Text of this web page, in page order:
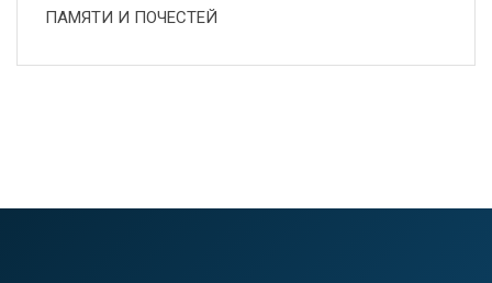
ПАМЯТИ И ПОЧЕСТЕЙ